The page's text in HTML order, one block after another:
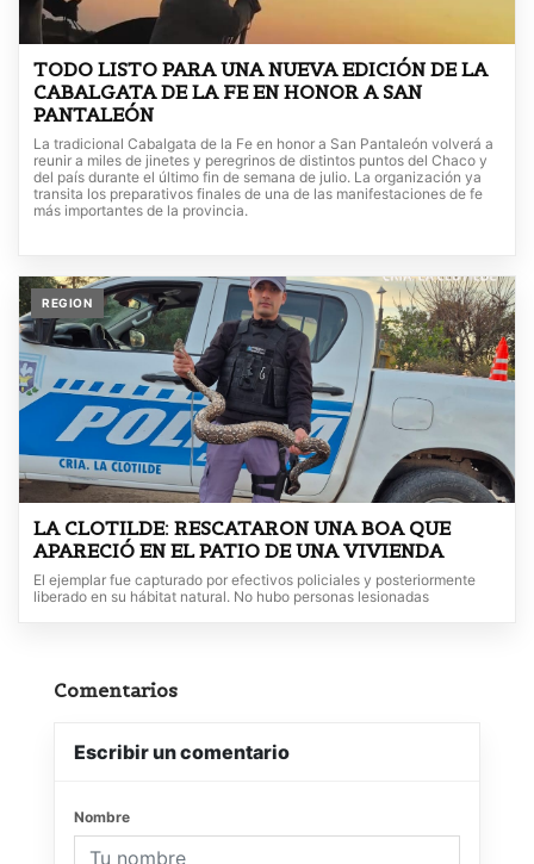
TODO LISTO PARA UNA NUEVA EDICIÓN DE LA
CABALGATA DE LA FE EN HONOR A SAN
PANTALEÓN
La tradicional Cabalgata de la Fe en honor a San Pantaleón volverá a
reunir a miles de jinetes y peregrinos de distintos puntos del Chaco y
del país durante el último fin de semana de julio. La organización ya
transita los preparativos finales de una de las manifestaciones de fe
más importantes de la provincia.
REGION
LA CLOTILDE: RESCATARON UNA BOA QUE
APARECIÓ EN EL PATIO DE UNA VIVIENDA
El ejemplar fue capturado por efectivos policiales y posteriormente
liberado en su hábitat natural. No hubo personas lesionadas
Comentarios
Escribir un comentario
Nombre